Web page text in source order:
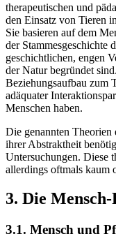
Alle drei oben
und Merkmale der
therapeutischen und
den Einsatz von Tieren
Sie basieren auf dem
der Stammesgeschichte
geschichtlichen, engen
der Natur begründet
Beziehungsaufbau zum
Menschen haben.
Die genannten
ihrer Abstraktheit
allerdings oftmals kaum
3. Die